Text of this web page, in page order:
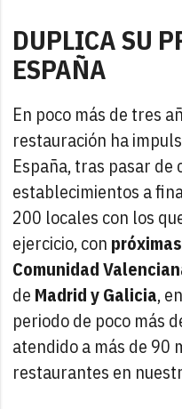
DUPLICA SU
ESPAÑA
En poco más de tres
restauración ha
España, tras pasar de
establecimientos a
200 locales con los
ejercicio, con
Comunidad
de Madrid y Galicia,
periodo de poco más
atendido a más de 90
restaurantes en